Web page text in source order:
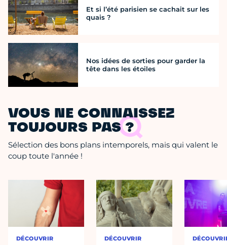
Et si l’été parisien se cachait sur les
quais ?
Nos idées de sorties pour garder la
tête dans les étoiles
VOUS NE CONNAISSEZ
TOUJOURS PAS ?
Sélection des bons plans intemporels, mais qui valent le
coup toute l'année !
DÉCOUVRIR DÉCOUVRIR